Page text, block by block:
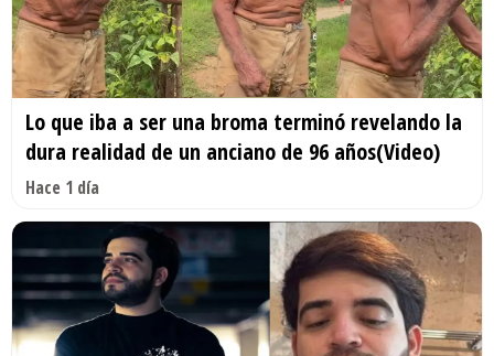
Lo que iba a ser una broma terminó revelando la
dura realidad de un anciano de 96 años(Video)
Hace 1 día